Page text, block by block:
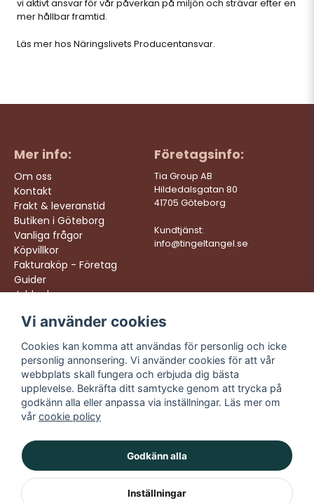
vi aktivt ansvar för vår påverkan på miljön och strävar efter en
mer hållbar framtid.
Läs mer hos Näringslivets Producentansvar.
Mer info:
Om oss
Kontakt
Frakt & leveranstid
Butiken i Göteborg
Vanliga frågor
Köpvillkor
Fakturaköp - Företag
Guider
Jobba hos oss
Företagsinfo:
Tia Group AB
Hildedalsgatan 80
41705 Göteborg
Kundtjänst:
info@tingeltangel.se
Följ oss:
Instagram
Facebook
TikTok
YouTube
Vi levererar:
Snabba leveranser
Trygga köp
Fri frakt över 499:-
Trevlig kundtjänst
Vi använder cookies
Cookies kan komma att användas för personlig och icke
personlig annonsering. Vi använder cookies för att vår
webbplats skall fungera och erbjuda dig bästa
upplevelse. Bekräfta ditt samtycke genom att trycka på
godkänn alla eller anpassa via inställningar. Läs mer om
vår cookie policy
Godkänn alla
Inställningar